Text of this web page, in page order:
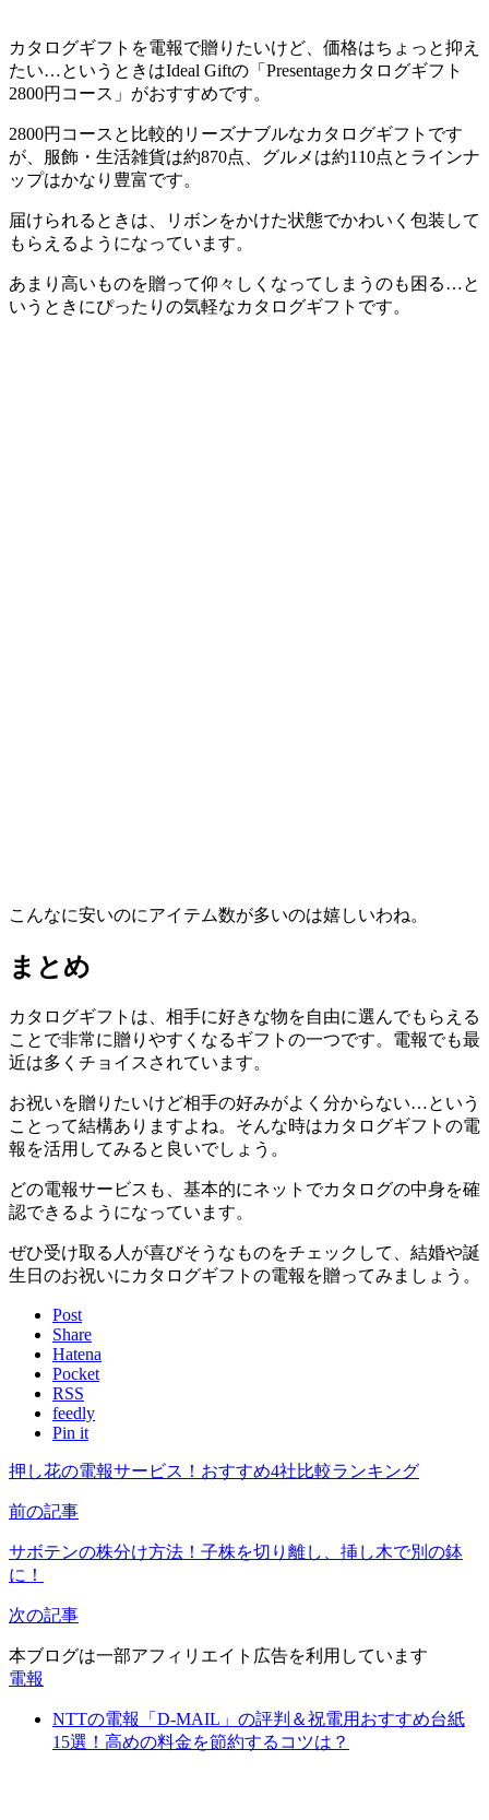
カタログギフトを電報で贈りたいけど、価格はちょっと抑え
たい…というときはIdeal Giftの「Presentageカタログギフト
2800円コース」がおすすめです。
2800円コースと比較的リーズナブルなカタログギフトです
が、
服飾・生活雑貨は約870点、グルメは約110点とラインナ
ップはかなり豊富です。
届けられるときは、リボンをかけた状態でかわいく包装して
もらえるようになっています。
あまり高いものを贈って仰々しくなってしまうのも困る…と
いうときにぴったりの気軽なカタログギフトです。
こんなに安いのにアイテム数が多いのは嬉しいわね。
まとめ
カタログギフトは、相手に好きな物を自由に選んでもらえる
ことで非常に贈りやすくなるギフトの一つです。電報でも最
近は多くチョイスされています。
お祝いを贈りたいけど相手の好みがよく分からない…という
ことって結構ありますよね。そんな時はカタログギフトの電
報を活用してみると良いでしょう。
どの電報サービスも、基本的にネットでカタログの中身を確
認できるようになっています。
ぜひ受け取る人が喜びそうなものをチェックして、結婚や誕
生日のお祝いにカタログギフトの電報を贈ってみましょう。
Post
Share
Hatena
Pocket
RSS
feedly
Pin it
押し花の電報サービス！おすすめ4社比較ランキング
前の記事
サボテンの株分け方法！子株を切り離し、挿し木で別の鉢
に！
次の記事
本ブログは一部アフィリエイト広告を利用しています
電報
NTTの電報「D-MAIL」の評判＆祝電用おすすめ台紙
15選！高めの料金を節約するコツは？